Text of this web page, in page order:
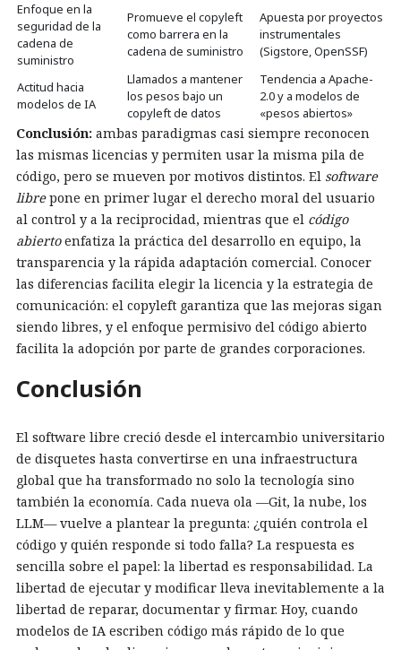
Enfoque en la
seguridad de la
cadena de
suministro
Promueve el copyleft
como barrera en la
cadena de suministro
Apuesta por proyectos
instrumentales
(Sigstore, OpenSSF)
Actitud hacia
modelos de IA
Llamados a mantener
los pesos bajo un
copyleft de datos
Tendencia a Apache-
2.0 y a modelos de
«pesos abiertos»
Conclusión: ambas paradigmas casi siempre reconocen
las mismas licencias y permiten usar la misma pila de
código, pero se mueven por motivos distintos. El software
librepone en primer lugar el derecho moral del usuario
al control y a la reciprocidad, mientras que el código
abiertoenfatiza la práctica del desarrollo en equipo, la
transparencia y la rápida adaptación comercial. Conocer
las diferencias facilita elegir la licencia y la estrategia de
comunicación: el copyleft garantiza que las mejoras sigan
siendo libres, y el enfoque permisivo del código abierto
facilita la adopción por parte de grandes corporaciones.
Conclusión
El software libre creció desde el intercambio universitario
de disquetes hasta convertirse en una infraestructura
global que ha transformado no solo la tecnología sino
también la economía. Cada nueva ola —Git, la nube, los
LLM— vuelve a plantear la pregunta: ¿quién controla el
código y quién responde si todo falla? La respuesta es
sencilla sobre el papel: la libertad es responsabilidad. La
libertad de ejecutar y modificar lleva inevitablemente a la
libertad de reparar, documentar y firmar. Hoy, cuando
modelos de IA escriben código más rápido de lo que